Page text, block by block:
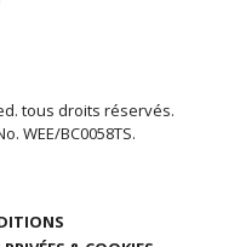
tous droits réservés.
WEE/BC0058TS.